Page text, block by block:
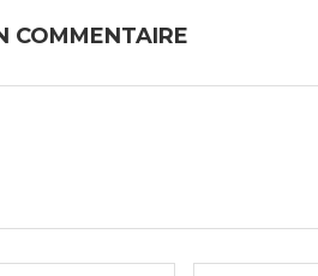
COMMENTAIRE